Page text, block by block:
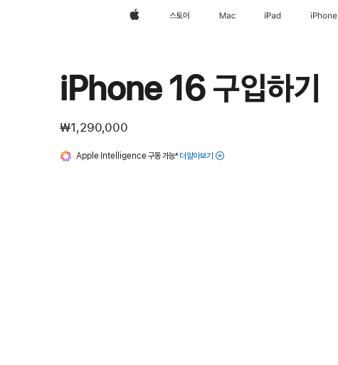
Apple스토어 Mac iPad iPhone
iPhone 16 구입하기
₩1,290,000
Apple Intelligence 구동 가능각주
4 더 알아보기